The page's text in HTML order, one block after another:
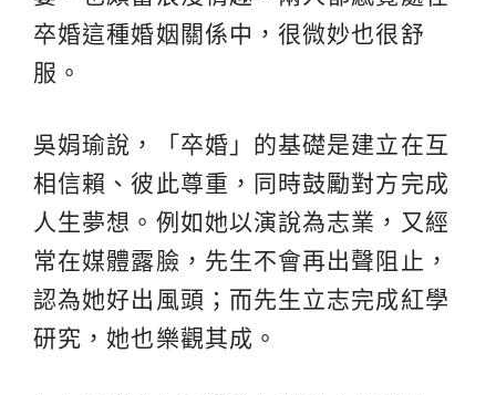
卒婚這種婚姻關係中，很微妙也很舒
服。
吳娟瑜說，「卒婚」的基礎是建立在互
相信賴、彼此尊重，同時鼓勵對方完成
人生夢想。例如她以演說為志業，又經
常在媒體露臉，先生不會再出聲阻止，
認為她好出風頭；而先生立志完成紅學
研究，她也樂觀其成。